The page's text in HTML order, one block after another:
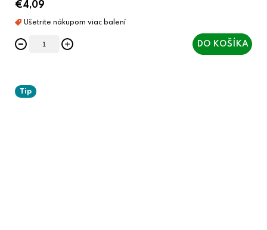
€4,09
DO KOŠÍKA
Tip